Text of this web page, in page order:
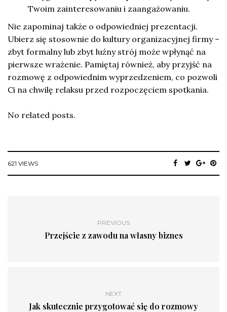
Twoim zainteresowaniu i zaangażowaniu.
Nie zapominaj także o odpowiedniej prezentacji.
Ubierz się stosownie do kultury organizacyjnej firmy –
zbyt formalny lub zbyt luźny strój może wpłynąć na
pierwsze wrażenie. Pamiętaj również, aby przyjść na
rozmowę z odpowiednim wyprzedzeniem, co pozwoli
Ci na chwilę relaksu przed rozpoczęciem spotkania.
No related posts.
621 VIEWS
PREVIOUS
Przejście z zawodu na własny biznes
NEXT
Jak skutecznie przygotować się do rozmowy